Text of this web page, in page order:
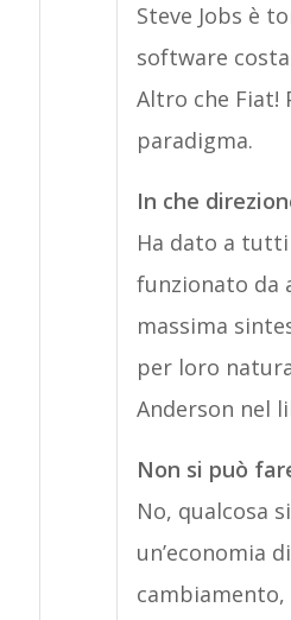
Steve Jobs è
software
Altro che Fiat!
paradigma.
In che
Ha dato a
funzionato da
massima
per loro
Anderson nel
Non si può
No, qualcosa
un’economia